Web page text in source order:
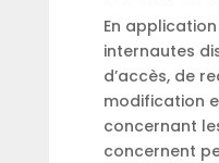
En
internautes
d’accès, de
modification
concernant
concernent